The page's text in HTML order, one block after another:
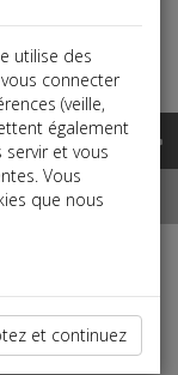
j
a
utilise des
connecter
(veille,
également
et vous
Vous
que nous
et continuez